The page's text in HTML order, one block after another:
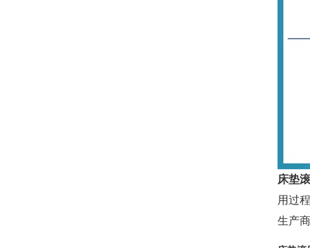
床垫
用过
生产